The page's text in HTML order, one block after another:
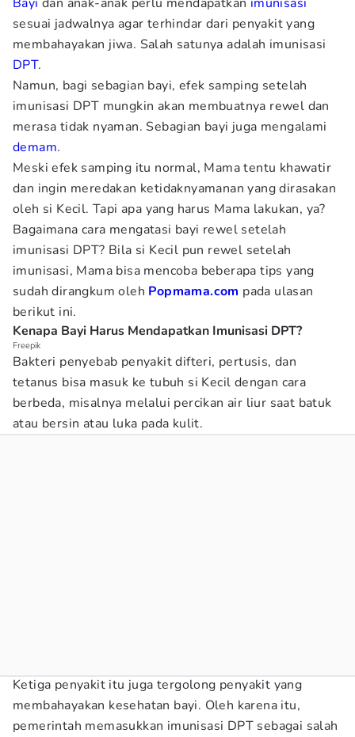
sesuai jadwalnya agar terhindar dari penyakit yang
membahayakan jiwa. Salah satunya adalah imunisasi
DPT.
Namun, bagi sebagian bayi, efek samping setelah
imunisasi DPT mungkin akan membuatnya rewel dan
merasa tidak nyaman. Sebagian bayi juga mengalami
demam.
Meski efek samping itu normal, Mama tentu khawatir
dan ingin meredakan ketidaknyamanan yang dirasakan
oleh si Kecil. Tapi apa yang harus Mama lakukan, ya?
Bagaimana cara mengatasi bayi rewel setelah
imunisasi DPT? Bila si Kecil pun rewel setelah
imunisasi, Mama bisa mencoba beberapa tips yang
sudah dirangkum oleh Popmama.com pada ulasan
berikut ini.
Kenapa Bayi Harus Mendapatkan Imunisasi DPT?
Freepik
Bakteri penyebab penyakit difteri, pertusis, dan
tetanus bisa masuk ke tubuh si Kecil dengan cara
berbeda, misalnya melalui percikan air liur saat batuk
atau bersin atau luka pada kulit.
Ketiga penyakit itu juga tergolong penyakit yang
membahayakan kesehatan bayi. Oleh karena itu,
pemerintah memasukkan imunisasi DPT sebagai salah